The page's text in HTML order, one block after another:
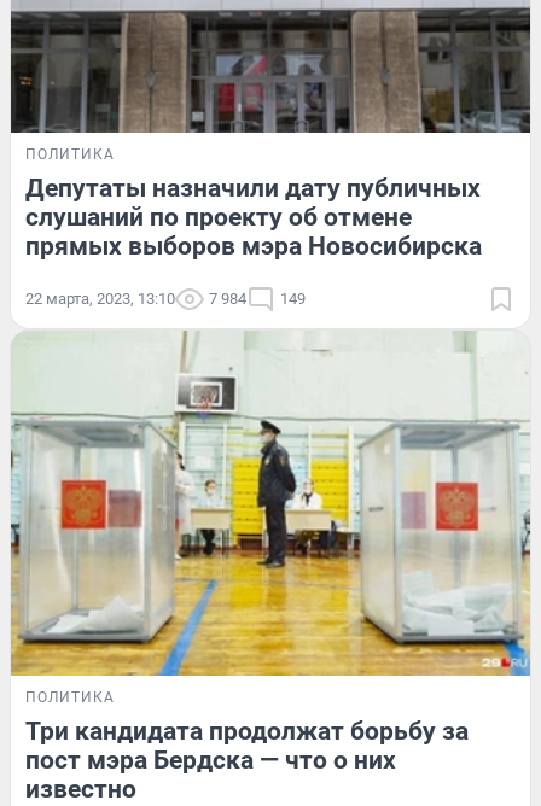
ПОЛИТИКА
Депутаты назначили дату публичных
слушаний по проекту об отмене
прямых выборов мэра Новосибирска
22 марта, 2023, 13:10 7 984 149
ПОЛИТИКА
Три кандидата продолжат борьбу за
пост мэра Бердска — что о них
известно